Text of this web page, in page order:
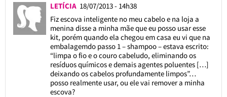
LETÍCIA 18/07/2013 - 14h38
Fiz escova inteligente no meu cabelo e na loja a
menina disse a minha mãe que eu posso usar esse
kit, porém quando ela chegou em casa eu vi que na
embalagemdo passo 1 – shampoo – estava escrito:
“limpa o fio e o couro cabeludo, eliminando os
resíduos químicos e demais agentes poluentes […]
deixando os cabelos profundamente limpos”…
posso realmente usar, ou ele vai remover a minha
escova?